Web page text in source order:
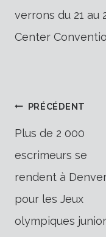
verrons du 21 au
Center
de
PRÉCÉDENT
Plus de 2 000
escrimeurs se
rendent à
pour les Jeux
olympiques